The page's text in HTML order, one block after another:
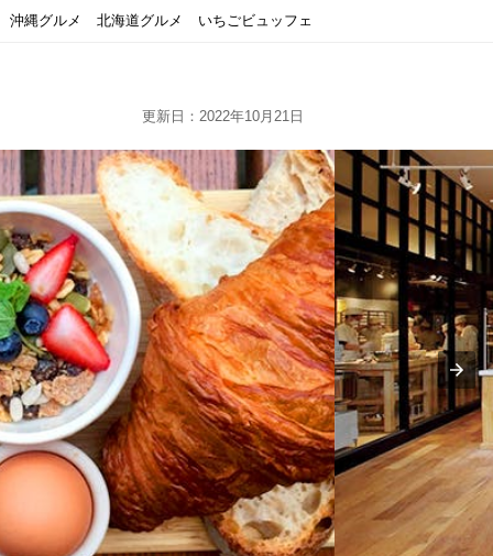
沖縄グルメ 北海道グルメ いちごビュッフェ
更新日：2022年10月21日